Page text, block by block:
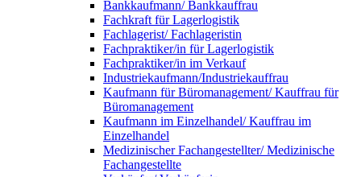
Bankkaufmann/ Bankkauffrau
Fachkraft für Lagerlogistik
Fachlagerist/ Fachlageristin
Fachpraktiker/in für Lagerlogistik
Fachpraktiker/in im Verkauf
Industriekaufmann/Industriekauffrau
Kaufmann für Büromanagement/ Kauffrau für
Büromanagement
Kaufmann im Einzelhandel/ Kauffrau im
Einzelhandel
Medizinischer Fachangestellter/ Medizinische
Fachangestellte